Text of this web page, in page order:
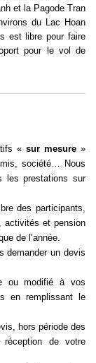
et la Pagode Tran
du Lac Hoan
est libre pour faire
pour le vol de
« sur mesure »
société… Nous
les prestations sur
des participants,
activités et pension
de l’année.
demander un devis
ou modifié à vos
en remplissant le
hors période des
de votre